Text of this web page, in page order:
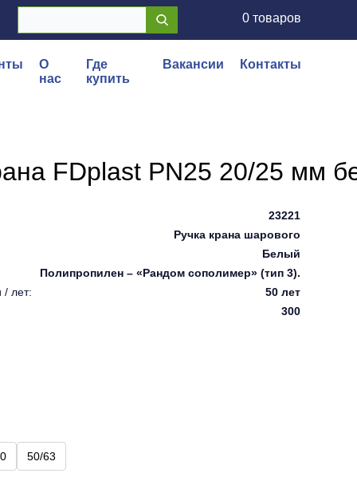
0 товаров
О
нас
Где
купить
Вакансии Контакты
FDplast PN25 20/25 мм
23221
Ручка крана шарового
Белый
Полипропилен – «Рандом сополимер» (тип 3).
/ лет:
50 лет
300
50/63